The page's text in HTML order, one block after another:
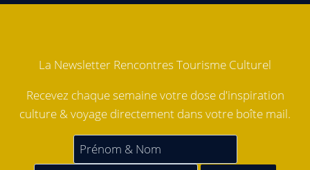
La Newsletter Rencontres Tourisme Culturel
Recevez chaque semaine votre dose d'inspiration
culture & voyage directement dans votre boîte mail.